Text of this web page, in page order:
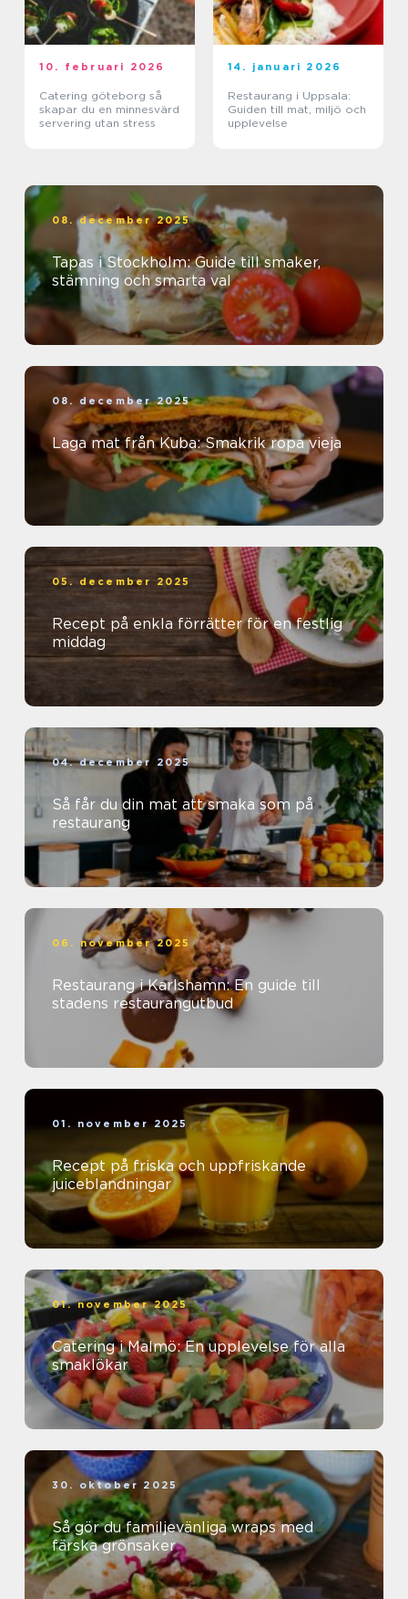
10. februari 2026
Catering göteborg så
skapar du en minnesvärd
servering utan stress
14. januari 2026
Restaurang i Uppsala:
Guiden till mat, miljö och
upplevelse
08. december 2025
Tapas i Stockholm: Guide till smaker,
stämning och smarta val
08. december 2025
Laga mat från Kuba: Smakrik ropa vieja
05. december 2025
Recept på enkla förrätter för en festlig
middag
04. december 2025
Så får du din mat att smaka som på
restaurang
06. november 2025
Restaurang i Karlshamn: En guide till
stadens restaurangutbud
01. november 2025
Recept på friska och uppfriskande
juiceblandningar
01. november 2025
Catering i Malmö: En upplevelse för alla
smaklökar
30. oktober 2025
Så gör du familjevänliga wraps med
färska grönsaker